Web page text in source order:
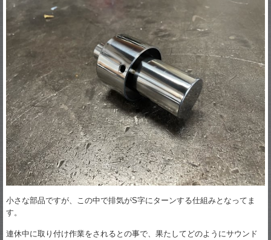
小さな部品ですが、この中で排気がS字にターンする仕組みとなってま
す。
連休中に取り付け作業をされるとの事で、果たしてどのようにサウンド